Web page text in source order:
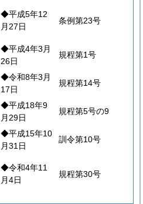
◆平成5年12
月27日
条例第23号
◆平成4年3月
26日
規程第1号
◆令和8年3月
17日
規程第14号
◆平成18年9
月29日
規程第5号の9
◆平成15年10
月31日
訓令第10号
◆令和4年11
月4日
規程第30号